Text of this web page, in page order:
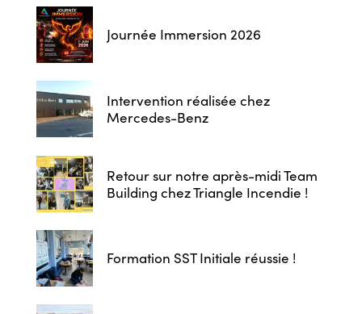
Journée Immersion 2026
Intervention réalisée chez
Mercedes-Benz
Retour sur notre après-midi Team
Building chez Triangle Incendie !
Formation SST Initiale réussie !